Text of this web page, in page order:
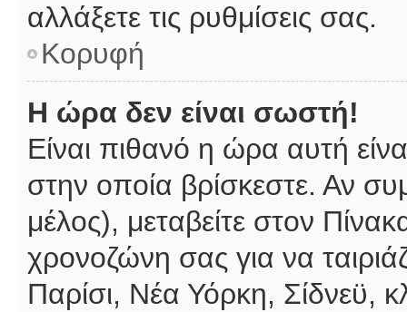
αλλάξετε τις ρυθμίσεις σας.
Κορυφή
Η ώρα δεν είναι σωστή!
Είναι πιθανό η ώρα αυτή
στην οποία βρίσκεστε. Αν
μέλος), μεταβείτε στον
χρονοζώνη σας για να
Παρίσι, Νέα Υόρκη, Σίδνεϋ,